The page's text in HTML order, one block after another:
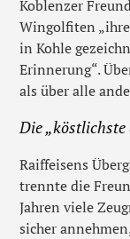
Koblenzer
Wingolfiten
in Kohle
Erinnerung“.
als über alle
Die
Raiffeisens
trennte die
Jahren viele
sicher